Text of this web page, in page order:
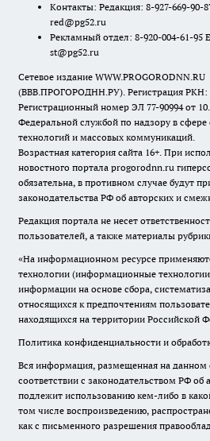
Контакты: Редакция: 8-927-669-90-
red@pg52.ru
Рекламный отдел: 8-920-004-61-95
st@pg52.ru
Сетевое издание WWW.PROGORODNN.RU
(ВВВ.ПРОГОРОДНН.РУ). Регистрация РКН:
Регистрационный номер ЭЛ 77-90994 от
Федеральной службой по надзору в
технологий и массовых коммуникаций.
Возрастная категория сайта 16+. При
новостного портала progorodnn.ru
обязательна, в противном случае будут
законодательства РФ об авторских и
Редакция портала не несет
пользователей, а также материалы
«На информационном ресурсе
технологии (информационные
информации на основе сбора,
относящихся к предпочтениям
находящихся на территории Российской
Политика конфиденциальности и
Вся информация, размещенная на данном
соответствии с законодательством РФ об
подлежит использованию кем-либо в
том числе воспроизведению,
как с письменного разрешения